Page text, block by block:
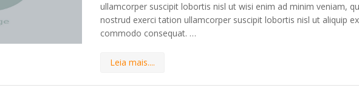
ullamcorper suscipit lobortis nisl ut wisi enim ad minim veniam,
nostrud exerci tation ullamcorper suscipit lobortis nisl ut aliquip
commodo consequat. …
Leia mais....